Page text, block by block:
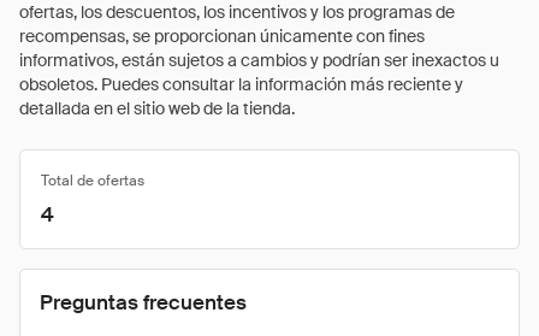
ofertas, los descuentos, los incentivos y los programas de
recompensas, se proporcionan únicamente con fines
informativos, están sujetos a cambios y podrían ser inexactos u
obsoletos. Puedes consultar la información más reciente y
detallada en el sitio web de la tienda.
Total de ofertas
4
Preguntas frecuentes